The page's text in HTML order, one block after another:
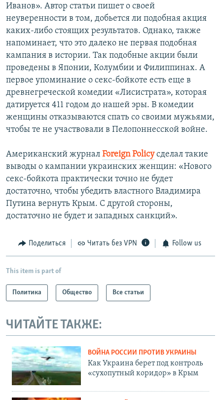
Иванов». Автор статьи пишет о своей
неуверенности в том, добьется ли подобная акция
каких-либо стоящих результатов. Однако, также
напоминает, что это далеко не первая подобная
кампания в истории. Так подобные акции были
проведены в Японии, Колумбии и Филиппинах. А
первое упоминание о секс-бойкоте есть еще в
древнегреческой комедии «Лисистрата», которая
датируется 411 годом до нашей эры. В комедии
женщины отказываются спать со своими мужьями,
чтобы те не участвовали в Пелопоннесской войне.
Американский журнал Foreign Policyсделал такие
выводы о кампании украинских женщин: «Нового
секс-бойкота практически точно не будет
достаточно, чтобы убедить властного Владимира
Путина вернуть Крым. С другой стороны,
достаточно не будет и западных санкций».
Поделиться Читать без VPN Follow us
This item is part of
Политика Общество Все статьи
ЧИТАЙТЕ ТАКЖЕ:
ВОЙНА РОССИИ ПРОТИВ УКРАИНЫ
Как Украина берет под контроль
«сухопутный коридор» в Крым